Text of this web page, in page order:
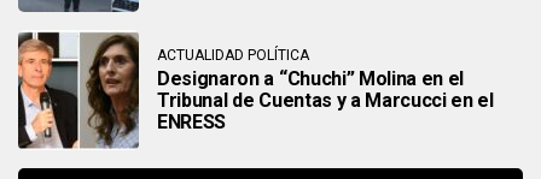
ACTUALIDAD POLÍTICA
Designaron a “Chuchi” Molina en el
Tribunal de Cuentas y a Marcucci en el
ENRESS